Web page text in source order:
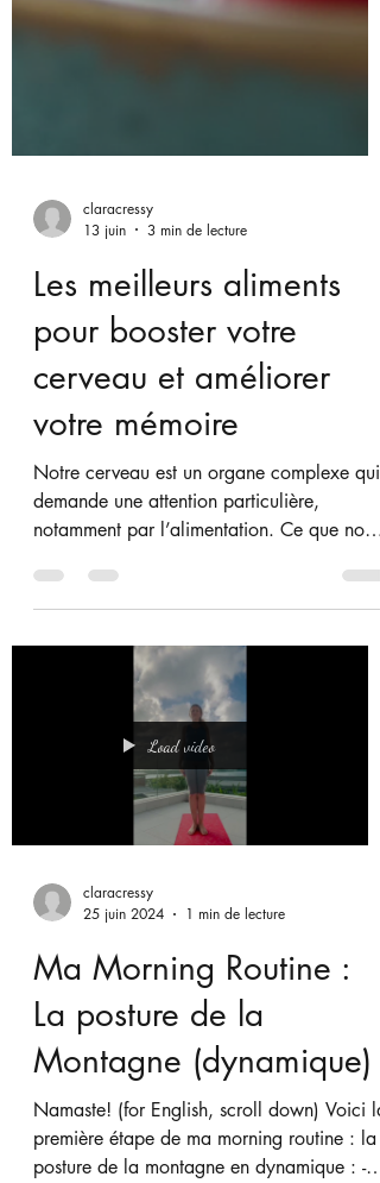
13 juin
3 min de lecture
Les meilleurs aliments
pour booster votre
cerveau et améliorer
votre mémoire
Notre cerveau est un organe complexe qui
demande une attention particulière,
notamment par l’alimentation. Ce que nous
mangeons influence directement notre
concentration, notre mémoire et notre
capacité à apprendre. Certains aliments,
appelés brain food, contiennent des
nutriments essentiels qui favorisent la santé
ces aliments et comment les intégrer
facilement dans votre quotidien grâce à
trois recettes vegan simples et savoureuses.
Load video
claracressy
25 juin 2024
1 min de lecture